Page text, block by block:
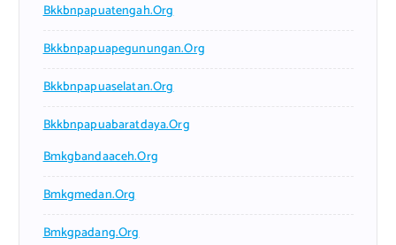
Bkkbnpapuatengah.org
Bkkbnpapuapegunungan.org
Bkkbnpapuaselatan.org
Bkkbnpapuabaratdaya.org
Bmkgbandaaceh.org
Bmkgmedan.org
Bmkgpadang.org